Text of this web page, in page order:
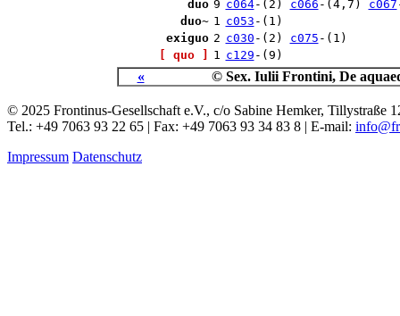
duo 9 c064-(2) c066 -(4,7) c067
duo~ 1 c053 -(1)
exiguo 2 c030 -(2) c075 -(1)
[ quo ]
1 c129 -(9)
« © Sex. Iulii Frontini, De
© 2025 Frontinus-Gesellschaft e.V., c/o Sabine Hemker, Tillystraße
Tel.: +49 7063 93 22 65 | Fax: +49 7063 93 34 83 8 | E-mail:
Impressum Datenschutz